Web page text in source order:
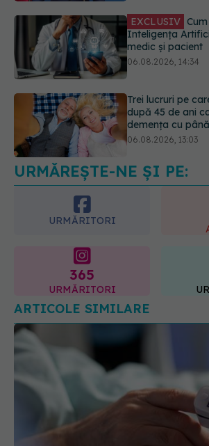
Trei lucruri pe
după 45 de ani
Colebil și
temporar în
06.08.2026, 16:37
URMĂREȘTE-NE ȘI PE:
URMĂRITORI
365
URMĂRITORI
ARTICOLE SIMILARE